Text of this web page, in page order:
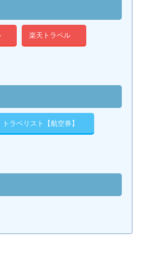
楽天トラベル
トラベリスト【航空券】